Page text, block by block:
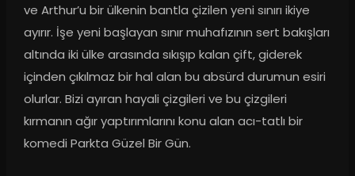
ve Arthur’u bir ülkenin bantla çizilen yeni sınırı ikiye
ayırır. İşe yeni başlayan sınır muhafızının sert bakışları
altında iki ülke arasında sıkışıp kalan çift, giderek
içinden çıkılmaz bir hal alan bu absürd durumun esiri
olurlar. Bizi ayıran hayali çizgileri ve bu çizgileri
kırmanın ağır yaptırımlarını konu alan acı-tatlı bir
komedi Parkta Güzel Bir Gün.